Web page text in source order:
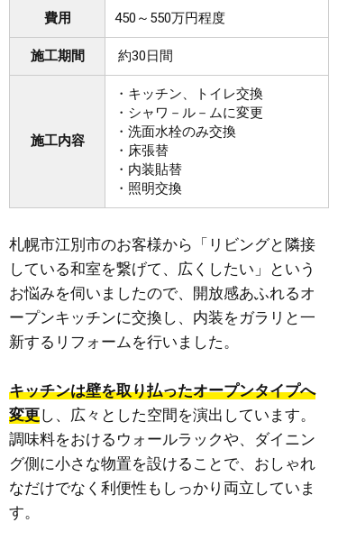
費用 450～550万円程度
施工期間 約30日間
施工内容
・キッチン、トイレ交換
・シャワ－ル－ムに変更
・洗面水栓のみ交換
・床張替
・内装貼替
・照明交換
札幌市江別市のお客様から 「リビングと隣接
している和室を繋げて、広くしたい」という
お悩みを伺いましたので、開放感あふれるオ
ープンキッチンに交換し、内装をガラリと一
新するリフォームを行いました。
キッチンは壁を取り払ったオープンタイプへ
変更し、広々とした空間を演出しています。
調味料をおけるウォールラックや、ダイニン
グ側に小さな物置を設けることで、おしゃれ
なだけでなく利便性もしっかり両立していま
す。